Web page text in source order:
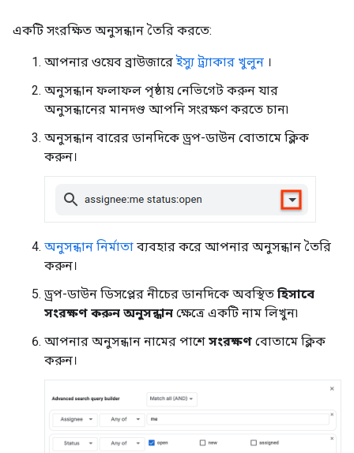
একটি সংরক্ষিত অনুসন্ধান তৈরি করতে:
আপনার ওয়েব ব্রাউজারেইস্যু ট্র্যাকার খুলুন ।
অনুসন্ধান ফলাফল পৃষ্ঠায় নেভিগেট করুন যার
অনুসন্ধানের মানদণ্ড আপনি সংরক্ষণ করতে চান৷
অনুসন্ধান বারের ডানদিকে ড্রপ-ডাউন বোতামে ক্লিক
করুন।
অনুসন্ধান নির্মাতা ব্যবহার করে আপনার অনুসন্ধান তৈরি
করুন।
ড্রপ-ডাউন ডিসপ্লের নীচের ডানদিকে অবস্থিত হিসাবে
সংরক্ষণ করুন অনুসন্ধান ক্ষেত্রে একটি নাম লিখুন৷
আপনার অনুসন্ধান নামের পাশে সংরক্ষণ বোতামে ক্লিক
করুন।